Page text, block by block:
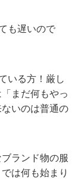
も遅いので
いる方！厳し
まだ何もやっ
いのは普通の
ランド物の服
は何も始まり